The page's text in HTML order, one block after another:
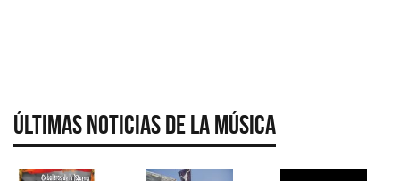
Últimas Noticias de la Música